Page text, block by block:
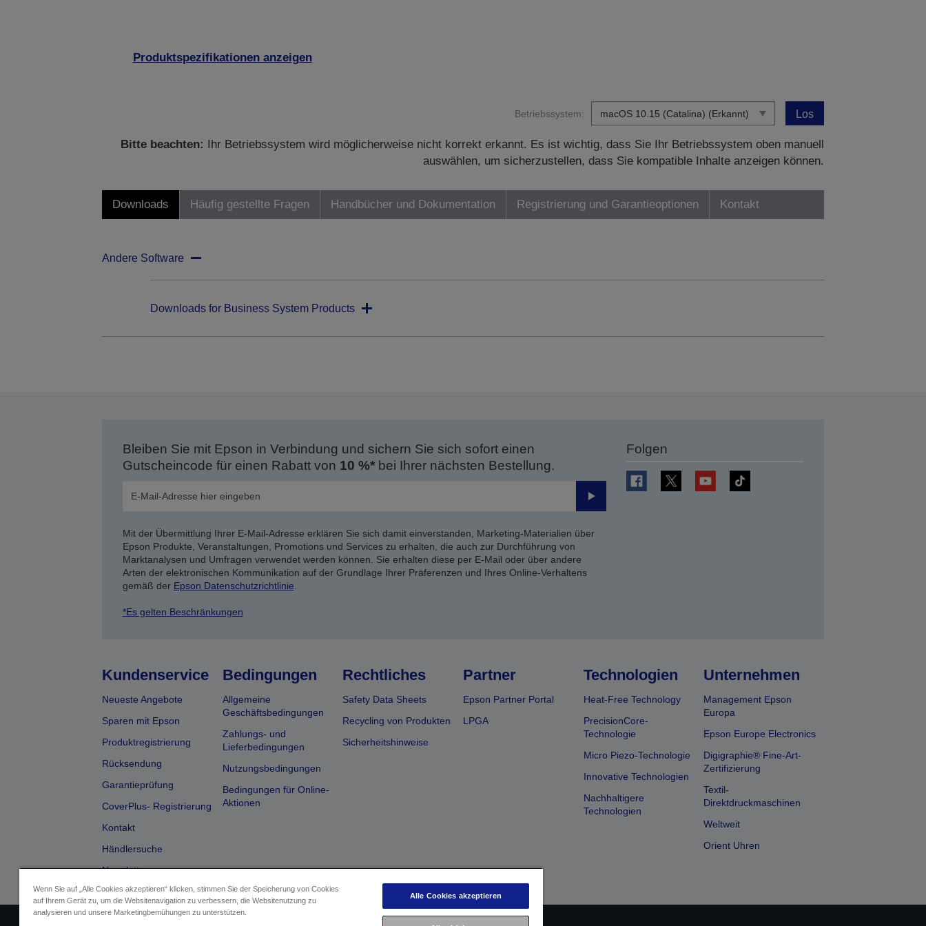
Produktspezifikationen anzeigen
Betriebssystem: Los
Bitte beachten:
Ihr Betriebssystem wird möglicherweise nicht korrekt erkannt. Es ist wichtig, dass Sie Ihr Betriebssystem oben manuell
auswählen, um sicherzustellen, dass Sie kompatible Inhalte anzeigen können.
Downloads Häufig gestellte Fragen Handbücher und Dokumentation Registrierung und Garantieoptionen Kontakt
Andere Software
Downloads for Business System Products
Bleiben Sie mit Epson in Verbindung und sichern Sie sich sofort einen
Gutscheincode für einen Rabatt von 10 %*bei Ihrer nächsten Bestellung.
Senden
Mit der Übermittlung Ihrer E-Mail-Adresse erklären Sie sich damit einverstanden, Marketing-Materialien über
Epson Produkte, Veranstaltungen, Promotions und Services zu erhalten, die auch zur Durchführung von
Marktanalysen und Umfragen verwendet werden können. Sie erhalten diese per E-Mail oder über andere
Arten der elektronischen Kommunikation auf der Grundlage Ihrer Präferenzen und Ihres Online-Verhaltens
gemäß der Epson Datenschutzrichtlinie.
*Es gelten Beschränkungen
Folgen
Kundenservice
Neueste Angebote
Sparen mit Epson
Produktregistrierung
Rücksendung
Garantieprüfung
CoverPlus- Registrierung
Kontakt
Händlersuche
Newsletter
Bedingungen
Allgemeine
Geschäftsbedingungen
Zahlungs- und
Lieferbedingungen
Nutzungsbedingungen
Bedingungen für Online-
Aktionen
Rechtliches
Safety Data Sheets
Recycling von Produkten
Sicherheitshinweise
Partner
Epson Partner Portal
LPGA
Technologien
Heat-Free Technology
PrecisionCore-
Technologie
Micro Piezo-Technologie
Innovative Technologien
Nachhaltigere
Technologien
Unternehmen
Management Epson
Europa
Epson Europe Electronics
Digigraphie® Fine-Art-
Zertifizierung
Textil-
Direktdruckmaschinen
Weltweit
Orient Uhren
Wenn Sie auf „Alle Cookies akzeptieren“ klicken, stimmen Sie der Speicherung von Cookies
auf Ihrem Gerät zu, um die Websitenavigation zu verbessern, die Websitenutzung zu
analysieren und unsere Marketingbemühungen zu unterstützen.
Alle Cookies akzeptieren